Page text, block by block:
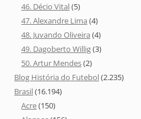
46. Décio Vital(5)
47. Alexandre Lima (4)
48. Juvando Oliveira (4)
49. Dagoberto Willig(3)
50. Artur Mendes(2)
Blog História do Futebol(2.235)
Brasil(16.194)
Acre(150)